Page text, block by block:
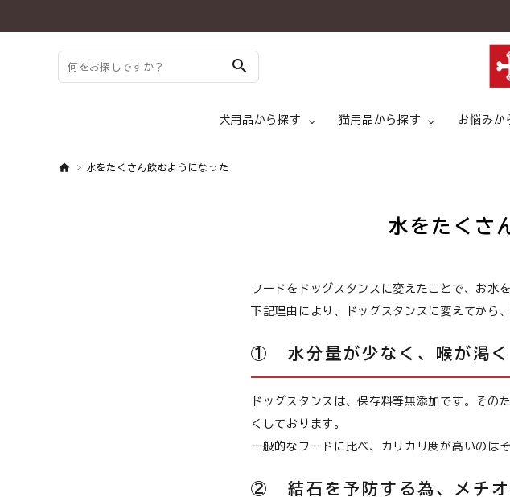
search
犬用品から探す
ドッグフード ドライタイプ
犬 トッピング
犬 メディフード
犬 アウトレット
猫用品から探す
キャットフード ドラ
猫 スープ
猫 ライフケア（ケア用
お悩みか
水をたくさん飲むようになった
水をたくさ
フードをドッグスタンスに変えたことで、お水
下記理由により、ドッグスタンスに変えてから
① 水分量が少なく、喉が渇く
ドッグスタンスは、保存料等無添加です。その
くしております。
一般的なフードに比べ、カリカリ度が高いのはそ
② 結石を予防する為、メチオ